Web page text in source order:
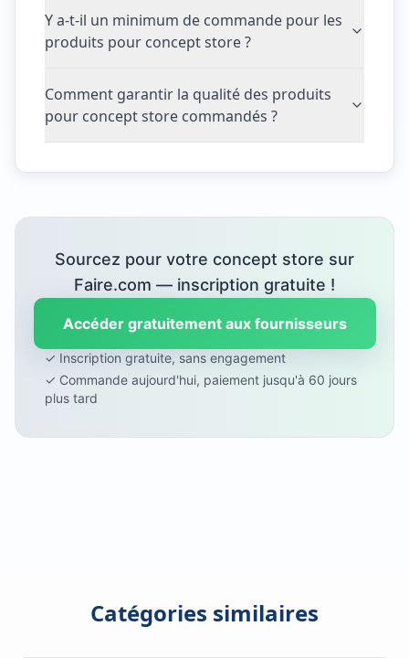
Y a-t-il un minimum de commande pour les
produits pour concept store ?
Comment garantir la qualité des produits
pour concept store commandés ?
Sourcez pour votre concept store sur
Faire.com — inscription gratuite !
Accéder gratuitement aux fournisseurs
✓ Inscription gratuite, sans engagement
✓ Commande aujourd'hui, paiement jusqu'à 60 jours
plus tard
Catégories similaires